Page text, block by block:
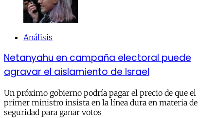
Análisis
Netanyahu en campaña electoral puede
agravar el aislamiento de Israel
Un próximo gobierno podría pagar el precio de que el
primer ministro insista en la línea dura en materia de
seguridad para ganar votos